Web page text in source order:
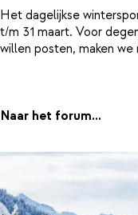
Het dagelijkse
t/m 31 maart. Voor
willen posten, maken
Naar het forum...